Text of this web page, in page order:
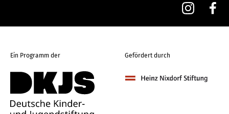
Ein Programm der Gefördert durch